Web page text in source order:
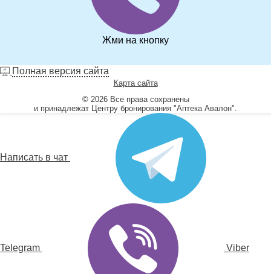
Жми на кнопку
Полная версия сайта
Карта сайта
© 2026 Все права сохранены
и принадлежат Центру бронирования "Аптека Авалон".
Написать в чат
Telegram Viber